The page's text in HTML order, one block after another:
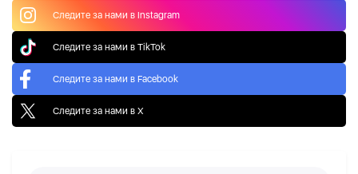
Следите за нами в Instagram
Следите за нами в TikTok
Следите за нами в Facebook
Следите за нами в X